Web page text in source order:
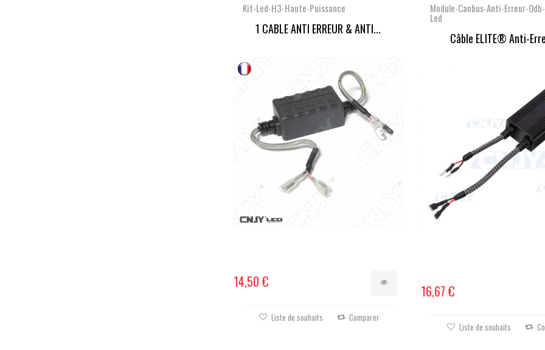
Kit-Led-H3-Haute-Puissance
1 CABLE ANTI ERREUR & ANTI...
14,50 €
Liste de souhaits Comparer
Module-Canbus-Anti-Erreur-
Led
Câble ELITE® Anti-
16,67 €
Liste de souhaits